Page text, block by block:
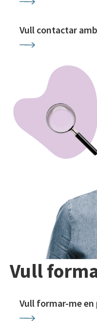
Vull contactar
Vull
Vull formar-me